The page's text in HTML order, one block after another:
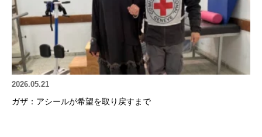
2026.05.21
ガザ：アシールが希望を取り戻すまで